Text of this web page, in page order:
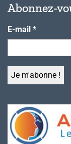
Abonnez-
E-mail *